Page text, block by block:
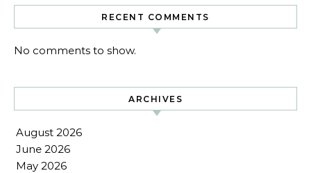
RECENT COMMENTS
No comments to show.
ARCHIVES
August 2026
June 2026
May 2026